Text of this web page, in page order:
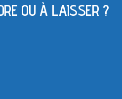
OU À LAISSER ?